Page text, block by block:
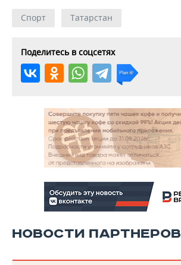
Спорт Татарстан
Поделитесь в соцсетях
НОВОСТИ ПАРТНЕРОВ